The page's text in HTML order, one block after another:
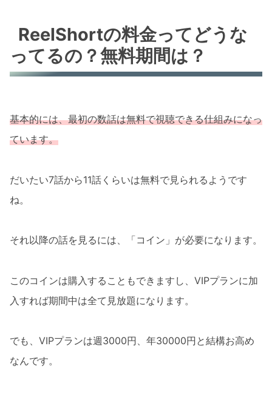
ReelShortの料金ってどうな
ってるの？無料期間は？
基本的には、最初の数話は無料で視聴できる仕組みになっ
ています。
だいたい7話から11話くらいは無料で見られるようです
ね。
それ以降の話を見るには、「コイン」が必要になります。
このコインは購入することもできますし、VIPプランに加
入すれば期間中は全て見放題になります。
でも、VIPプランは週3000円、年30000円と結構お高め
なんです。